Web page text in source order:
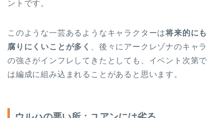
ントです。
このような一芸あるようなキャラクターは将来的にも
腐りにくいことが多く
、後々にアークレゾナのキャラ
の強さがインフレしてきたとしても、イベント次第で
は編成に組み込まれることがあると思います。